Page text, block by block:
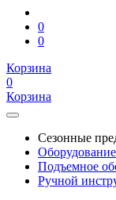
0
0
Корзина
0
Корзина
Сезонные
Подъемное
Ручной